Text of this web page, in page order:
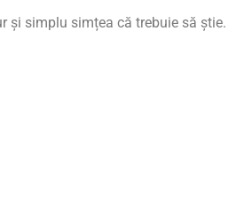
și simplu simțea că trebuie să știe.